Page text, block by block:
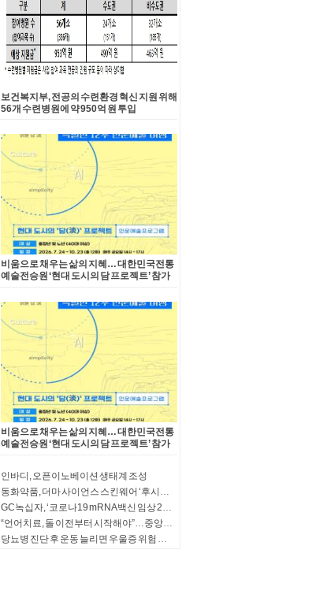
보건복지부, 전공의 수련환경 혁신 지원 위해
56개 수련병원에 약 950억 원 투입
비움으로 채우는 삶의 지혜… 대한민국전통
예술전승원 ‘현대 도시의 담 프로젝트’ 참가
비움으로 채우는 삶의 지혜… 대한민국전통
예술전승원 ‘현대 도시의 담 프로젝트’ 참가
인바디, 오픈이노베이션 생태계 조성
동화약품, 더마 사이언스 스킨웨어 ‘후시다인 8 베리어’ 출시
GC녹십자, ‘코로나19 mRNA 백신 임상 2상 지원 사업’ 선정
“언어치료, 돌 이전부터 시작해야”…중앙대병원 영아 특화 프로그램
당뇨병 진단 후 운동 늘리면 우울증 위험 최대 25% 떨어져